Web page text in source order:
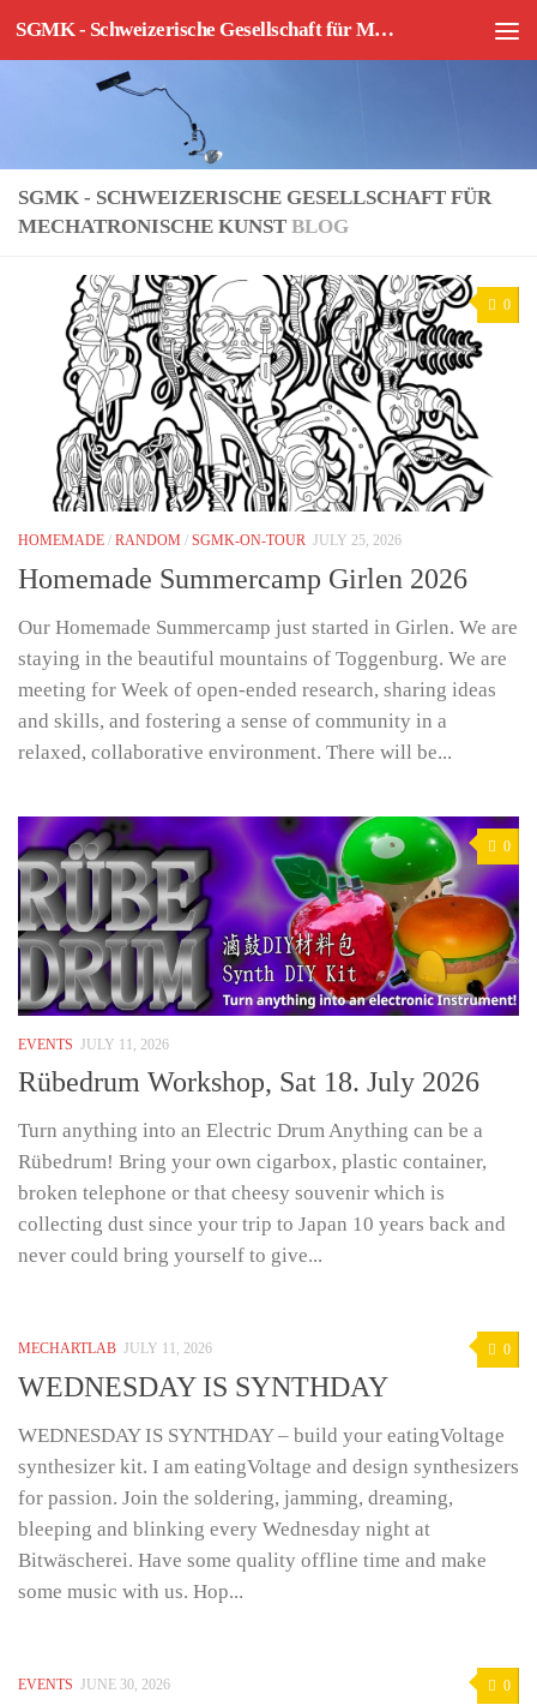
Skip to content SGMK - Schweizerische Gesellschaft für Mechatronische Kunst
SGMK - SCHWEIZERISCHE GESELLSCHAFT FÜR
MECHATRONISCHE KUNST BLOG
0
HOMEMADE / RANDOM / SGMK-ON-TOUR JULY 25, 2026
Homemade Summercamp Girlen 2026
Our Homemade Summercamp just started in Girlen. We are
staying in the beautiful mountains of Toggenburg. We are
meeting for Week of open-ended research, sharing ideas
and skills, and fostering a sense of community in a
relaxed, collaborative environment. There will be...
0
EVENTS JULY 11, 2026
Rübedrum Workshop, Sat 18. July 2026
Turn anything into an Electric Drum Anything can be a
Rübedrum! Bring your own cigarbox, plastic container,
broken telephone or that cheesy souvenir which is
collecting dust since your trip to Japan 10 years back and
never could bring yourself to give...
0
MECHARTLAB JULY 11, 2026
WEDNESDAY IS SYNTHDAY
WEDNESDAY IS SYNTHDAY – build your eatingVoltage
synthesizer kit. I am eatingVoltage and design synthesizers
for passion. Join the soldering, jamming, dreaming,
bleeping and blinking every Wednesday night at
Bitwäscherei. Have some quality offline time and make
some music with us. Hop...
0
EVENTS JUNE 30, 2026